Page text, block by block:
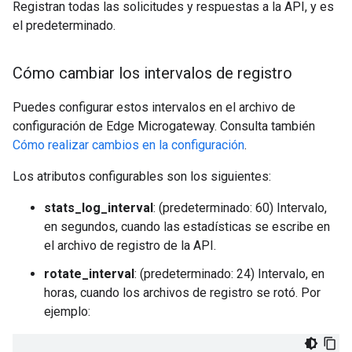
Registran todas las solicitudes y respuestas a la API, y es
el predeterminado.
Cómo cambiar los intervalos de registro
Puedes configurar estos intervalos en el archivo de
configuración de Edge Microgateway. Consulta también
Cómo realizar cambios en la configuración.
Los atributos configurables son los siguientes:
stats_log_interval: (predeterminado: 60) Intervalo,
en segundos, cuando las estadísticas se escribe en
el archivo de registro de la API.
rotate_interval: (predeterminado: 24) Intervalo, en
horas, cuando los archivos de registro se rotó. Por
ejemplo: